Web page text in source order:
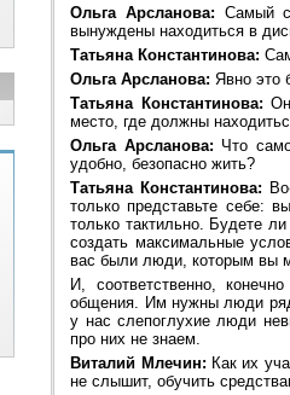
Ольга Арсланова: Самый
вынуждены находиться в
Татьяна Константинова:
Ольга Арсланова: Явно это
Татьяна Константинова:
место, где должны
Ольга Арсланова: Что
удобно, безопасно жить?
Татьяна Константинова:
только представьте себе:
только тактильно. Будете
создать максимальные
вас были люди, которым вы
И, соответственно,
общения. Им нужны люди
у нас слепоглухие люди
про них не знаем.
Виталий Млечин: Как их
не слышит, обучить